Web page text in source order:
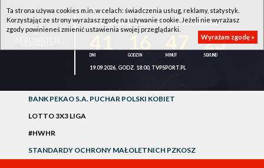
1KS ŚLĘZA WROCŁAW - LOTTO AZS UMCS LUBLIN
25
19.09.2026, GODZ. 18:00, TVPSPORT.PL
BANK PEKAO S.A. PUCHAR POLSKI KOBIET
LOTTO 3X3 LIGA
#HWHR
STANDARDY OCHRONY MAŁOLETNICH PZKOSZ
Ta strona używa cookies m.in. w celach: świadczenia usług, reklamy, statystyk.
Korzystając ze strony wyrażasz zgodę na używanie cookie. Jeżeli nie wyrażasz
zgody powinieneś zmienić ustawienia swojej przeglądarki.
Wyrażam zgodę »